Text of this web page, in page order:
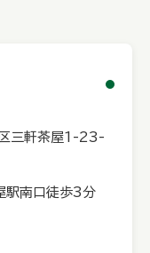
三軒茶屋1-23-
駅南口徒歩3分